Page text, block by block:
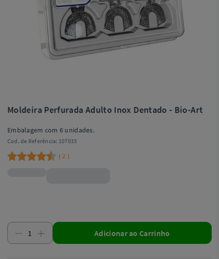
Moldeira Perfurada Adulto Inox Dentado - Bio-Art
Embalagem com 6 unidades.
Cod. de Referência: 107033
( 2 )
Adicionar ao Carrinho